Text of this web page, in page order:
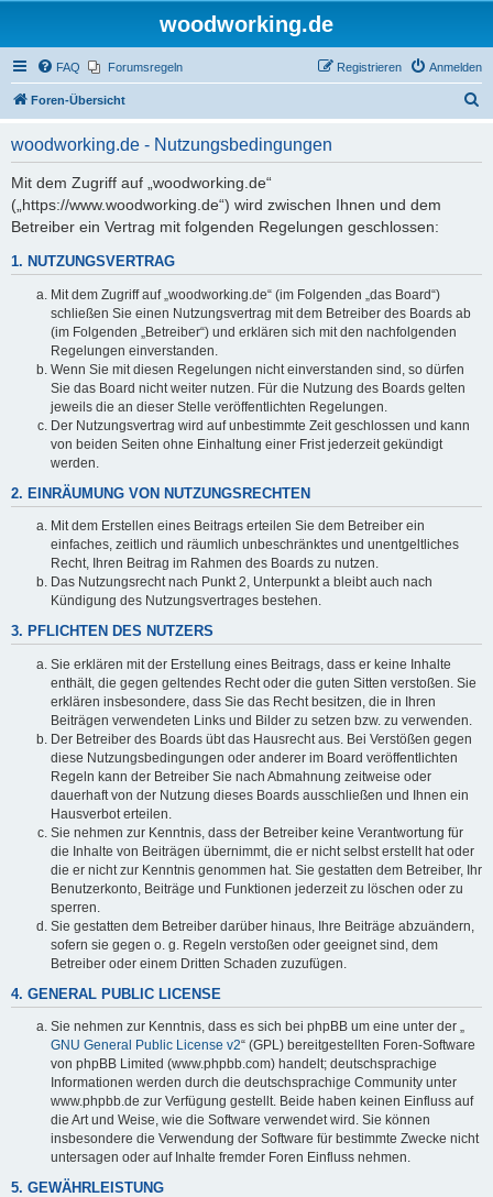
woodworking.de
FAQ Forumsregeln Anmelden
Registrieren
Foren-Übersicht
woodworking.de - Nutzungsbedingungen
Mit dem Zugriff auf „woodworking.de“
(„https://www.woodworking.de“) wird zwischen Ihnen und dem
Betreiber ein Vertrag mit folgenden Regelungen geschlossen:
1. NUTZUNGSVERTRAG
Mit dem Zugriff auf „woodworking.de“ (im Folgenden „das Board“)
schließen Sie einen Nutzungsvertrag mit dem Betreiber des Boards ab
(im Folgenden „Betreiber“) und erklären sich mit den nachfolgenden
Regelungen einverstanden.
Wenn Sie mit diesen Regelungen nicht einverstanden sind, so dürfen
Sie das Board nicht weiter nutzen. Für die Nutzung des Boards gelten
jeweils die an dieser Stelle veröffentlichten Regelungen.
Der Nutzungsvertrag wird auf unbestimmte Zeit geschlossen und kann
von beiden Seiten ohne Einhaltung einer Frist jederzeit gekündigt
werden.
2. EINRÄUMUNG VON NUTZUNGSRECHTEN
Mit dem Erstellen eines Beitrags erteilen Sie dem Betreiber ein
einfaches, zeitlich und räumlich unbeschränktes und unentgeltliches
Recht, Ihren Beitrag im Rahmen des Boards zu nutzen.
Das Nutzungsrecht nach Punkt 2, Unterpunkt a bleibt auch nach
Kündigung des Nutzungsvertrages bestehen.
3. PFLICHTEN DES NUTZERS
Sie erklären mit der Erstellung eines Beitrags, dass er keine Inhalte
enthält, die gegen geltendes Recht oder die guten Sitten verstoßen. Sie
erklären insbesondere, dass Sie das Recht besitzen, die in Ihren
Beiträgen verwendeten Links und Bilder zu setzen bzw. zu verwenden.
Der Betreiber des Boards übt das Hausrecht aus. Bei Verstößen gegen
diese Nutzungsbedingungen oder anderer im Board veröffentlichten
Regeln kann der Betreiber Sie nach Abmahnung zeitweise oder
dauerhaft von der Nutzung dieses Boards ausschließen und Ihnen ein
Hausverbot erteilen.
Sie nehmen zur Kenntnis, dass der Betreiber keine Verantwortung für
die Inhalte von Beiträgen übernimmt, die er nicht selbst erstellt hat oder
die er nicht zur Kenntnis genommen hat. Sie gestatten dem Betreiber, Ihr
Benutzerkonto, Beiträge und Funktionen jederzeit zu löschen oder zu
sperren.
Sie gestatten dem Betreiber darüber hinaus, Ihre Beiträge abzuändern,
sofern sie gegen o. g. Regeln verstoßen oder geeignet sind, dem
Betreiber oder einem Dritten Schaden zuzufügen.
4. GENERAL PUBLIC LICENSE
Sie nehmen zur Kenntnis, dass es sich bei phpBB um eine unter der „
GNU General Public License v2“ (GPL) bereitgestellten Foren-Software
von phpBB Limited (www.phpbb.com) handelt; deutschsprachige
Informationen werden durch die deutschsprachige Community unter
www.phpbb.de zur Verfügung gestellt. Beide haben keinen Einfluss auf
die Art und Weise, wie die Software verwendet wird. Sie können
insbesondere die Verwendung der Software für bestimmte Zwecke nicht
untersagen oder auf Inhalte fremder Foren Einfluss nehmen.
5. GEWÄHRLEISTUNG